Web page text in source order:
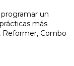
un
más
Reformer, Combo